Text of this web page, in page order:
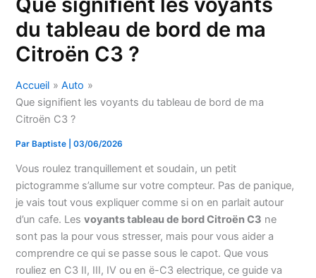
du tableau de bord de ma
Citroën C3 ?
Accueil
Auto
Que signifient les voyants du tableau de bord de ma
Citroën C3 ?
ParBaptiste |03/06/2026
Vous roulez tranquillement et soudain, un petit
pictogramme s’allume sur votre compteur. Pas de panique,
je vais tout vous expliquer comme si on en parlait autour
d’un cafe. Lesvoyants tableau de bord Citroën C3 ne
sont pas la pour vous stresser, mais pour vous aider a
comprendre ce qui se passe sous le capot. Que vous
rouliez en C3 II, III, IV ou en ë-C3 electrique, ce guide va